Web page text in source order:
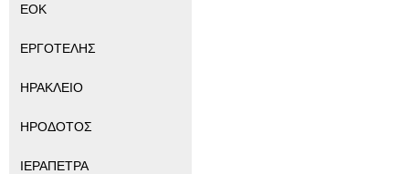
ΕΟΚ
ΕΡΓΟΤΕΛΗΣ
ΗΡΑΚΛΕΙΟ
ΗΡΟΔΟΤΟΣ
ΙΕΡΑΠΕΤΡΑ